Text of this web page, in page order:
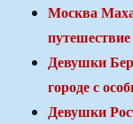
Москва
Девушки
городе с
Девушки